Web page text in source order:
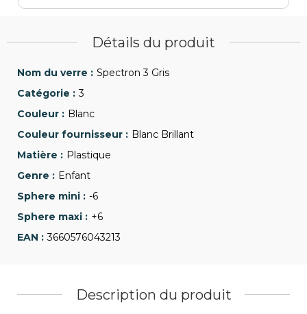
Détails du produit
Spectron 3 Gris
3
Blanc
Blanc Brillant
Plastique
Enfant
-6
+6
3660576043213
Description du produit